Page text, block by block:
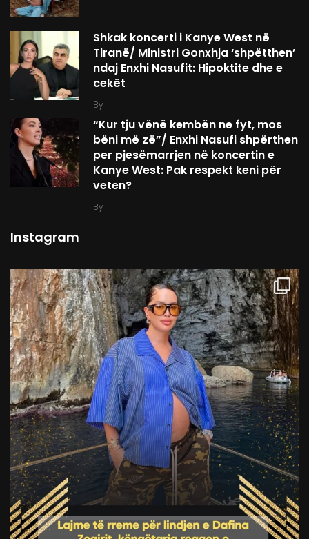
Shkak koncerti i Kanye West në
Tiranë/ Ministri Gonxhja ‘shpëtthen’
ndaj Enxhi Nasufit: Hipoktite dhe e
cekët
By
“Kur tju vënë kembën ne fyt, mos
bëni më zë”/ Enxhi Nasufi shpërthen
per pjesëmarrjen në koncertin e
Kanye West: Pak respekt keni për
veten?
By
Instagram